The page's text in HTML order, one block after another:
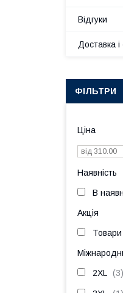
Відгуки
Доставка
ФІЛЬТРИ
Ціна
Наявність
В
Акція
Товари
2XL 3